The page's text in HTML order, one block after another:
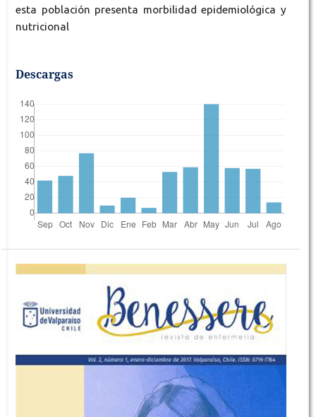
esta población presenta morbilidad epidemiológica y
nutricional
Descargas